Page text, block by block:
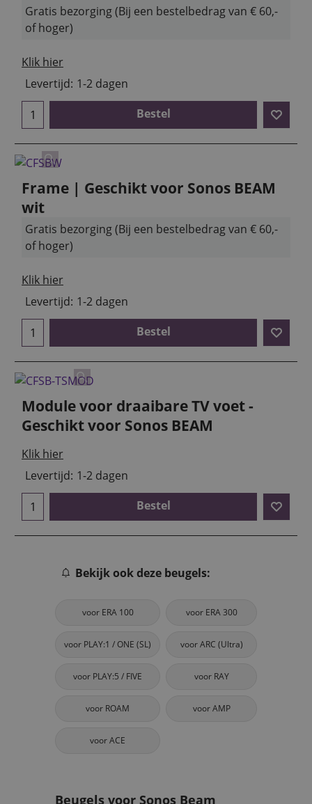
Gratis bezorging (Bij een bestelbedrag van € 60,-
of hoger)
Klik hier
Levertijd: 1-2 dagen
Bestel
Frame | Geschikt voor Sonos BEAM
wit
Gratis bezorging (Bij een bestelbedrag van € 60,-
of hoger)
Klik hier
Levertijd: 1-2 dagen
Bestel
Module voor draaibare TV voet -
Geschikt voor Sonos BEAM
Klik hier
Levertijd: 1-2 dagen
Bestel
Bekijk ook deze beugels:
voor ERA 100 voor ERA 300
voor PLAY:1 / ONE (SL) voor ARC (Ultra)
voor PLAY:5 / FIVE voor RAY
voor ROAM voor AMP
voor ACE
Beugels voor Sonos Beam